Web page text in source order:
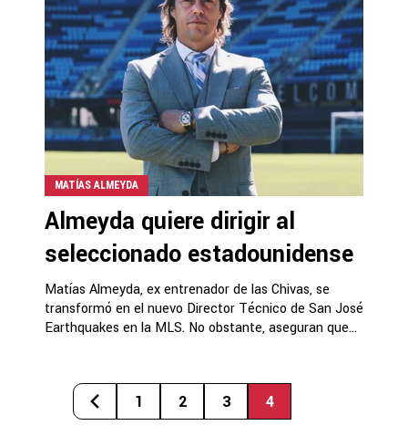
MATÍAS ALMEYDA
Almeyda quiere dirigir al
seleccionado estadounidense
Matías Almeyda, ex entrenador de las Chivas, se
transformó en el nuevo Director Técnico de San José
Earthquakes en la MLS. No obstante, aseguran que...
1 2 3 4